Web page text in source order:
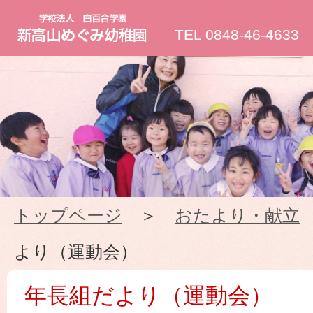
新
高
山
め
ぐ
み
幼
TEL 0848-46-4633
トップページ ＞ おたより・献立
より（運動会）
年長組だより（運動会）